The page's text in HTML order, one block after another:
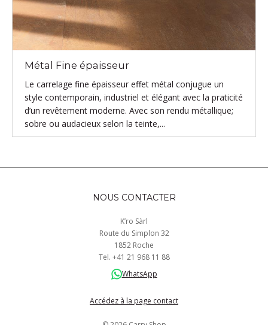
Métal Fine épaisseur
Le carrelage fine épaisseur effet métal conjugue un
style contemporain, industriel et élégant avec la praticité
d’un revêtement moderne. Avec son rendu métallique;
sobre ou audacieux selon la teinte,...
NOUS CONTACTER
K’ro Sàrl
Route du Simplon 32
1852 Roche
Tel. +41 21 968 11 88
WhatsApp
Accédez à la page contact